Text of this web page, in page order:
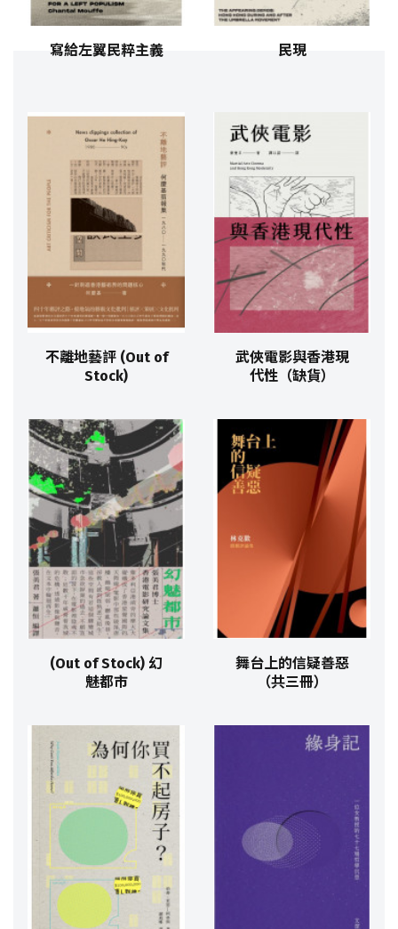
寫給左翼民粹主義 民現
不離地藝評 (Out of
Stock)
武俠電影與香港現
代性（缺貨）
(Out of Stock) 幻
魅都市
舞台上的信疑善惡
（共三冊）